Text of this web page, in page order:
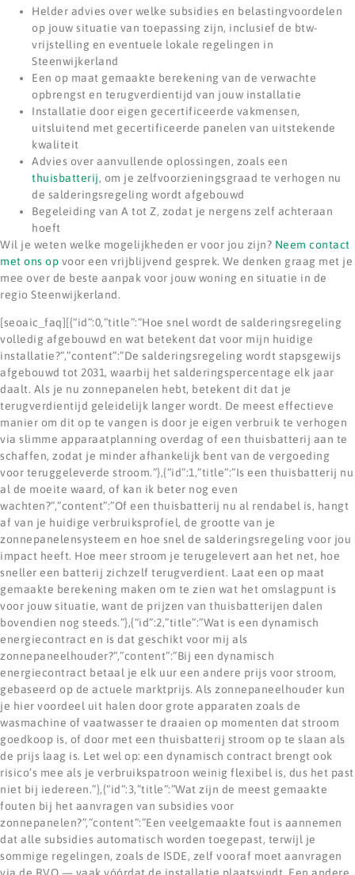
Helder advies over welke subsidies en belastingvoordelen
op jouw situatie van toepassing zijn, inclusief de btw-
vrijstelling en eventuele lokale regelingen in
Steenwijkerland
Een op maat gemaakte berekening van de verwachte
opbrengst en terugverdientijd van jouw installatie
Installatie door eigen gecertificeerde vakmensen,
uitsluitend met gecertificeerde panelen van uitstekende
kwaliteit
Advies over aanvullende oplossingen, zoals een
thuisbatterij, om je zelfvoorzieningsgraad te verhogen nu
de salderingsregeling wordt afgebouwd
Begeleiding van A tot Z, zodat je nergens zelf achteraan
hoeft
Wil je weten welke mogelijkheden er voor jou zijn? Neem contact
met ons op voor een vrijblijvend gesprek. We denken graag met je
mee over de beste aanpak voor jouw woning en situatie in de
regio Steenwijkerland.
[seoaic_faq][{“id”:0,”title”:”Hoe snel wordt de salderingsregeling
volledig afgebouwd en wat betekent dat voor mijn huidige
installatie?”,”content”:”De salderingsregeling wordt stapsgewijs
afgebouwd tot 2031, waarbij het salderingspercentage elk jaar
daalt. Als je nu zonnepanelen hebt, betekent dit dat je
terugverdientijd geleidelijk langer wordt. De meest effectieve
manier om dit op te vangen is door je eigen verbruik te verhogen
via slimme apparaatplanning overdag of een thuisbatterij aan te
schaffen, zodat je minder afhankelijk bent van de vergoeding
voor teruggeleverde stroom.”},{“id”:1,”title”:”Is een thuisbatterij nu
al de moeite waard, of kan ik beter nog even
wachten?”,”content”:”Of een thuisbatterij nu al rendabel is, hangt
af van je huidige verbruiksprofiel, de grootte van je
zonnepanelensysteem en hoe snel de salderingsregeling voor jou
impact heeft. Hoe meer stroom je terugelevert aan het net, hoe
sneller een batterij zichzelf terugverdient. Laat een op maat
gemaakte berekening maken om te zien wat het omslagpunt is
voor jouw situatie, want de prijzen van thuisbatterijen dalen
bovendien nog steeds.”},{“id”:2,”title”:”Wat is een dynamisch
energiecontract en is dat geschikt voor mij als
zonnepaneelhouder?”,”content”:”Bij een dynamisch
energiecontract betaal je elk uur een andere prijs voor stroom,
gebaseerd op de actuele marktprijs. Als zonnepaneelhouder kun
je hier voordeel uit halen door grote apparaten zoals de
wasmachine of vaatwasser te draaien op momenten dat stroom
goedkoop is, of door met een thuisbatterij stroom op te slaan als
de prijs laag is. Let wel op: een dynamisch contract brengt ook
risico’s mee als je verbruikspatroon weinig flexibel is, dus het past
niet bij iedereen.”},{“id”:3,”title”:”Wat zijn de meest gemaakte
fouten bij het aanvragen van subsidies voor
zonnepanelen?”,”content”:”Een veelgemaakte fout is aannemen
dat alle subsidies automatisch worden toegepast, terwijl je
sommige regelingen, zoals de ISDE, zelf vooraf moet aanvragen